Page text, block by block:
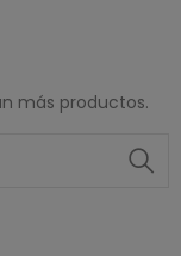
más productos.